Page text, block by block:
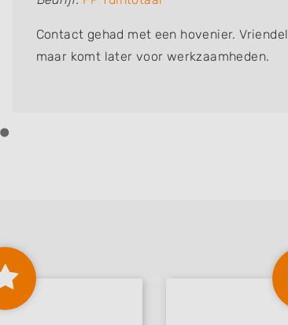
Contact gehad met een hovenier.
maar komt later voor werkzaamheden.